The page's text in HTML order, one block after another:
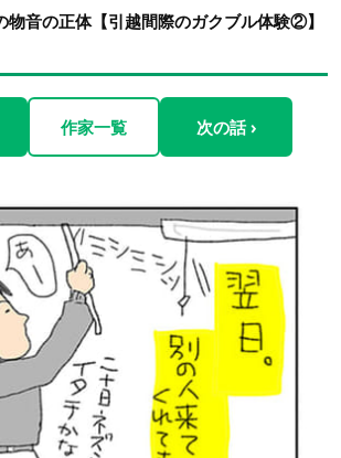
物音の正体【引越間際のガクブル体験②】
作家一覧 次の話 ›